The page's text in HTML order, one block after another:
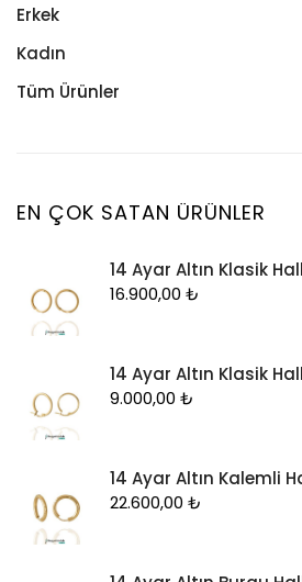
Kelepçe
Kolye
Künye
Erkek
Kelepçe
Künye
Kadın
Bileklik
Küpe
Piercing
Şahmeran
Yüzük
Tüm Ürünler
EN ÇOK SATAN ÜRÜNLER
14 Ayar Altın Klasik
16.900,00 ₺
14 Ayar Altın Klasik
9.000,00 ₺
14 Ayar Altın Kalemli
22.600,00 ₺